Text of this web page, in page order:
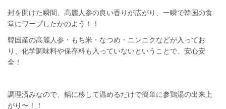
封を開けた瞬間、高麗人参の良い香りが広がり、一瞬で韓国の食
堂にワープしたかのよう！！
韓国産の高麗人参・もち米・なつめ・ニンニクなどが入ってお
り、化学調味料や保存料も入っていないということで、安心安
全！
調理済みなので、鍋に移して温めるだけで簡単に参鶏湯の出来上
がり〜！！